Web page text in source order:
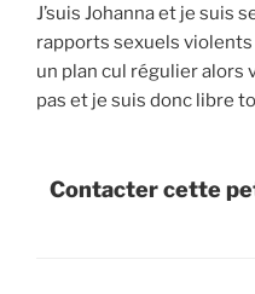
J’suis Johanna et je suis
rapports sexuels violents
un plan cul régulier alors
pas et je suis donc libre
Contacter cette